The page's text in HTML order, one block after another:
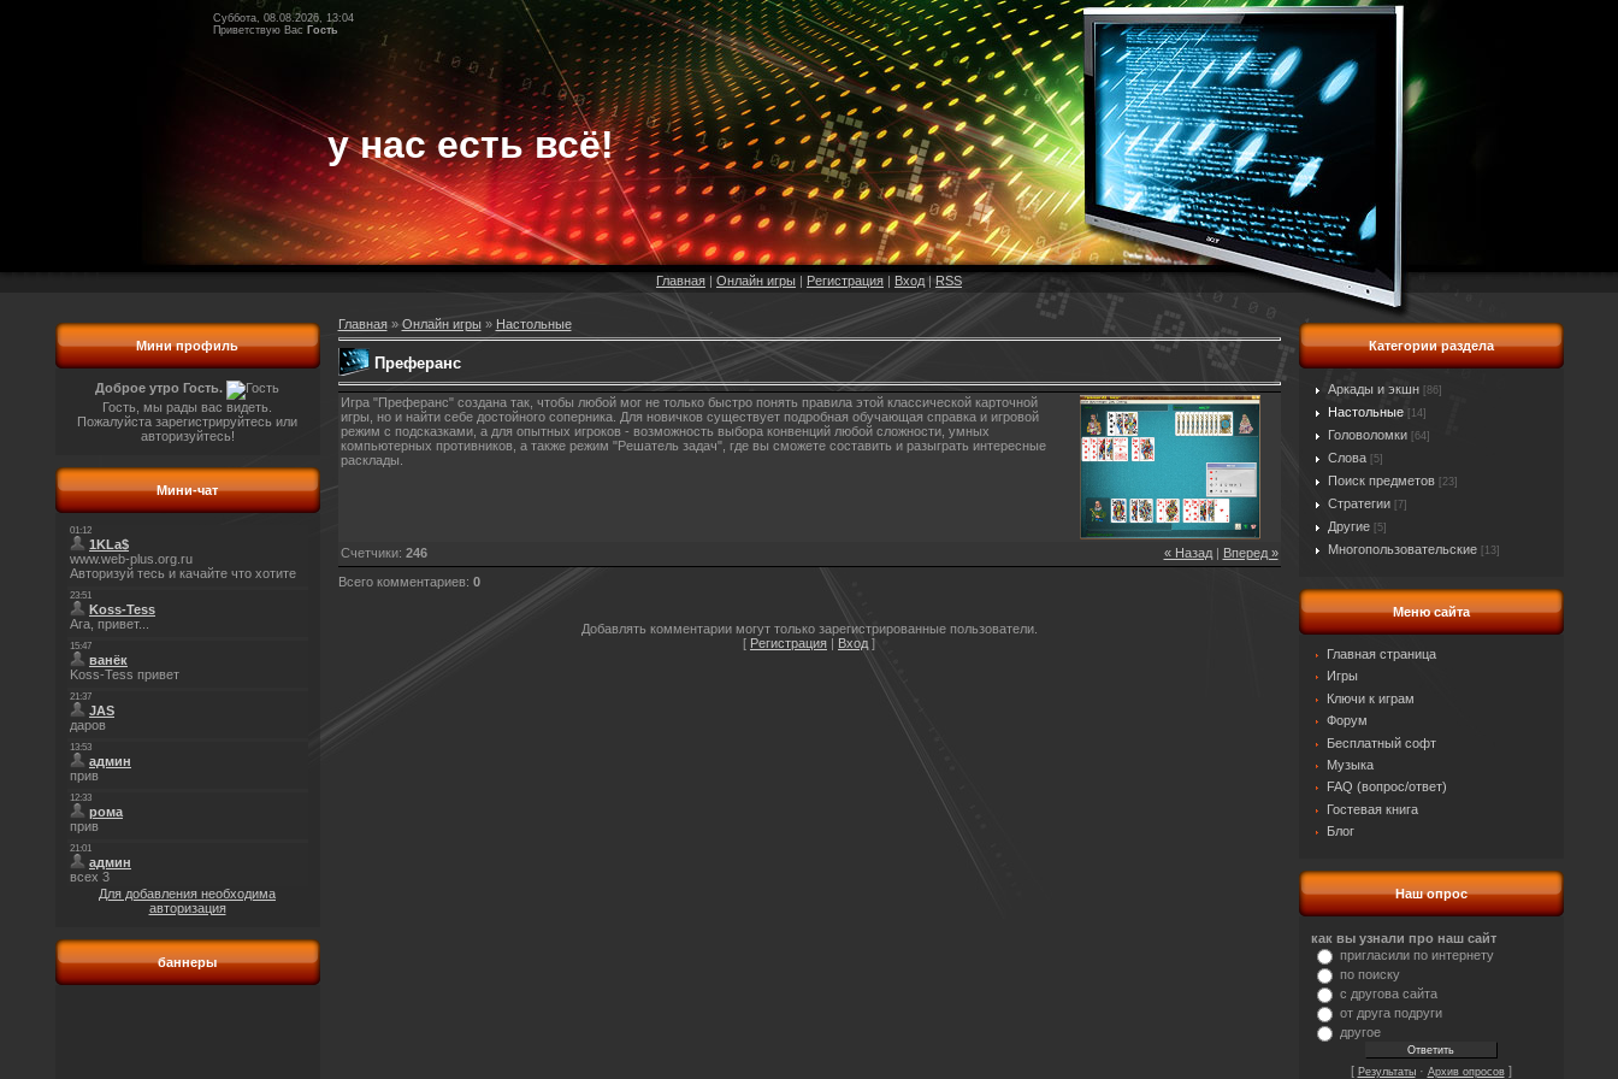
Суббота, 08.08.2026, 13:04
Приветствую Вас Гость
у нас есть всё!
Главная | Онлайн игры | Регистрация | Вход|RSS
Мини профиль
Доброе утро Гость.
Гость, мы рады вас видеть.
Пожалуйста зарегистрируйтесь или
авторизуйтесь!
Мини-чат
Для добавления необходима
авторизация
баннеры
Главная» Онлайн игры » Настольные
Преферанс
Игра "Преферанс" создана так, чтобы любой мог не только быстро понять правила этой классической карточной
игры, но и найти себе достойного соперника. Для новичков существует подробная обучающая справка и игровой
режим с подсказками, а для опытных игроков - возможность выбора конвенций любой сложности, умных
компьютерных противников, а также режим "Решатель задач", где вы сможете составить и разыграть интересные
расклады.
« Назад| Вперед »
Счетчики: 246
Всего комментариев: 0
Добавлять комментарии могут только зарегистрированные пользователи.
[ Регистрация Вход ]
Категории раздела
Аркады и экшн [86]
Настольные [14]
Головоломки [64]
Слова [5]
Поиск предметов [23]
Стратегии [7]
Другие [5]
Многопользовательские [13]
Меню сайта
Главная страница
Игры
Ключи к играм
Форум
Бесплатный софт
Музыка
FAQ (вопрос/ответ)
Гостевая книга
Блог
Наш опрос
как вы узнали про наш сайт
пригласили по интернету
по поиску
с другова сайта
от друга подруги
другое
[ Результаты· Архив опросов]